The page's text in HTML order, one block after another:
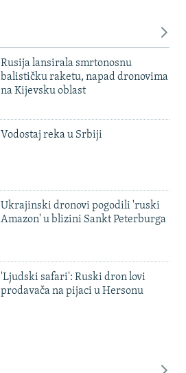
Rusija lansirala smrtonosnu
balističku raketu, napad dronovima
na Kijevsku oblast
Vodostaj reka u Srbiji
Ukrajinski dronovi pogodili 'ruski
Amazon' u blizini Sankt Peterburga
'Ljudski safari': Ruski dron lovi
prodavača na pijaci u Hersonu